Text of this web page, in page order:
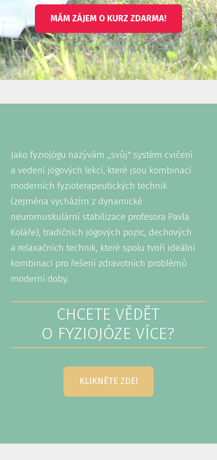
MÁM ZÁJEM O KURZ ZDARMA!
Jako fyziojógu nazývám ,,svůj" systém cvičení
a vedení jógových lekcí, které jsou kombinací
moderních fyzioterapeutických technik
(zejména vycházím z dynamické
neuromuskulární stabilizace profesora Pavla
Koláře), tradičních jógových pozic, dechových
a relaxačních technik, které spolu tvoří ideální
kombinaci pro řešení zdravotních problémů
moderní doby.
CHCETE VĚDĚT
O FYZIOJÓZE VÍCE?
KLIKNĚTE ZDE!